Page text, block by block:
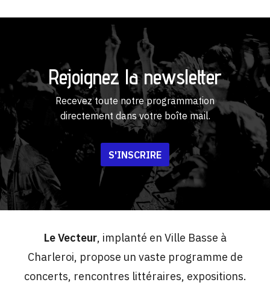
Rejoignez la newsletter
Recevez toute notre programmation
directement dans votre boîte mail.
S'INSCRIRE
Le Vecteur, implanté en Ville Basse à
Charleroi, propose un vaste programme de
concerts, rencontres littéraires, expositions.